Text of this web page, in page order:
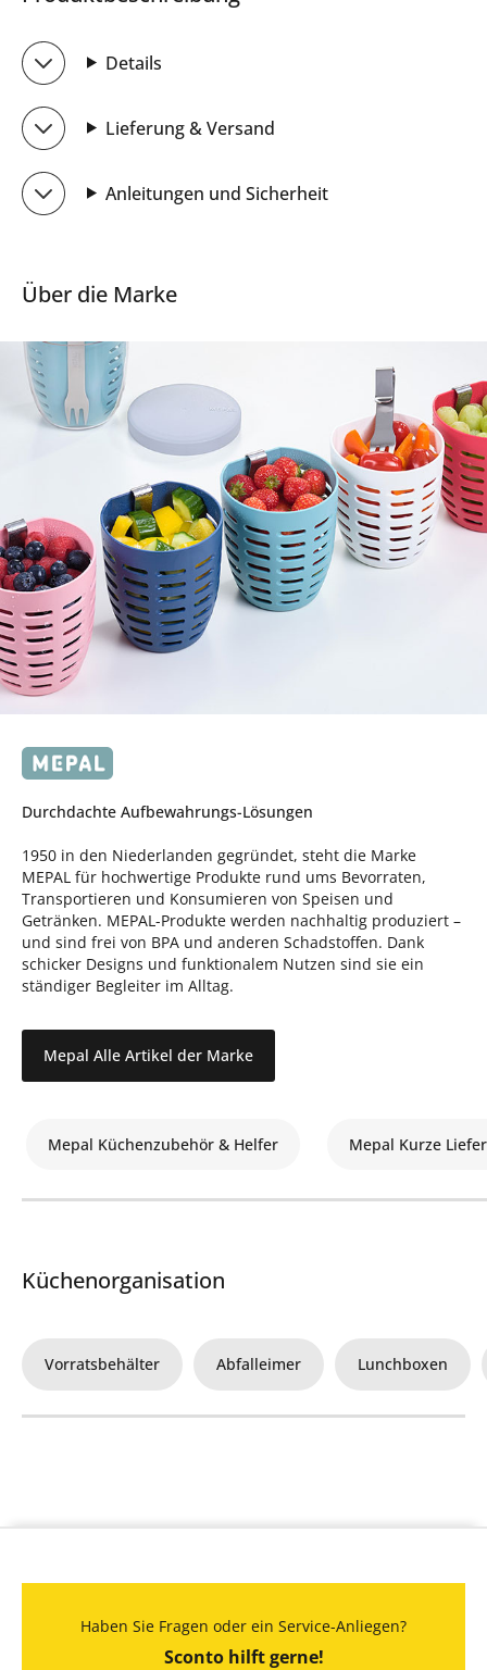
Details
Lieferung & Versand
Anleitungen und Sicherheit
Über die Marke
Durchdachte Aufbewahrungs-Lösungen
1950 in den Niederlanden gegründet, steht die Marke
MEPAL für hochwertige Produkte rund ums Bevorraten,
Transportieren und Konsumieren von Speisen und
Getränken. MEPAL-Produkte werden nachhaltig produziert –
und sind frei von BPA und anderen Schadstoffen. Dank
schicker Designs und funktionalem Nutzen sind sie ein
ständiger Begleiter im Alltag.
Mepal Alle Artikel der Marke
Mepal Küchenzubehör & Helfer Mepal Kurze
Küchenorganisation
Vorratsbehälter Abfalleimer Lunchboxen
Haben Sie Fragen oder ein Service-Anliegen?
Sconto hilft gerne!